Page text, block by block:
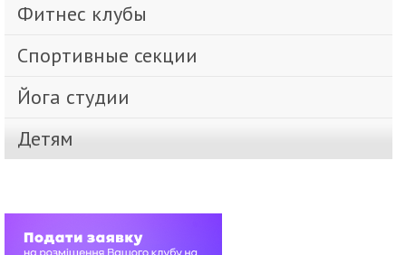
Фитнес клубы
Спортивные секции
Йога студии
Детям